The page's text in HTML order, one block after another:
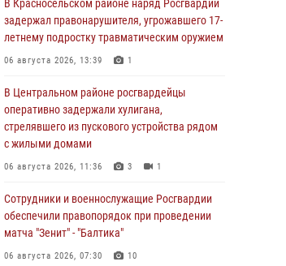
В Красносельском районе наряд Росгвардии
задержал правонарушителя, угрожавшего 17-
летнему подростку травматическим оружием
06 августа 2026, 13:39 1
В Центральном районе росгвардейцы
оперативно задержали хулигана,
стрелявшего из пускового устройства рядом
с жилыми домами
06 августа 2026, 11:36 3 1
Сотрудники и военнослужащие Росгвардии
обеспечили правопорядок при проведении
матча "Зенит" - "Балтика"
06 августа 2026, 07:30 10